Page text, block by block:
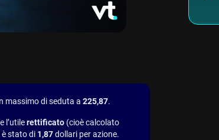
massimo di seduta a 225,87.
l’utilerettificato (cioè calcolato
stato di 1,87dollari per azione.